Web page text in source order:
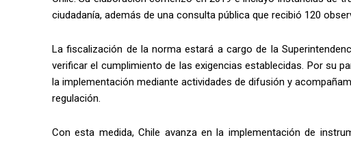
ciudadanía, además de una consulta pública que recibió 120
La fiscalización de la norma estará a cargo de la
verificar el cumplimiento de las exigencias establecidas. Por su
la implementación mediante actividades de difusión y
regulación.
Con esta medida, Chile avanza en la implementación de